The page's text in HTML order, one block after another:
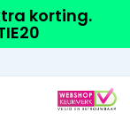
korting.